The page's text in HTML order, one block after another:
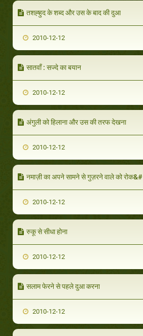
तशह्हुद के शब्द और उस के बाद की दुआ
2010-12-12
सातवाँ : सज्दे का बयान
2010-12-12
अंगुली को हिलाना और उस की तरफ देखना
2010-12-12
नमाज़ी का अपने सामने से गुज़रने वाले को रोक&#
2010-12-12
रुकू से सीधा होना
2010-12-12
सलाम फेरने से पहले दुआ करना
2010-12-12